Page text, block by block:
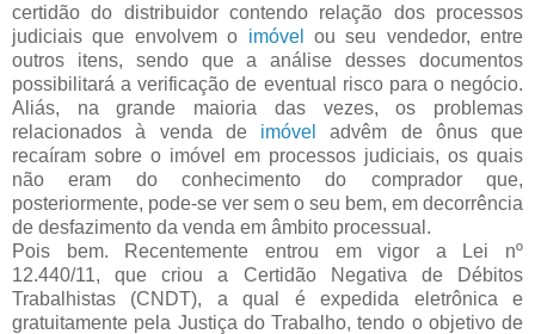
certidão do distribuidor contendo relação dos processos
judiciais que envolvem o imóvel
ou seu vendedor, entre
outros itens, sendo que a análise desses documentos
possibilitará a verificação de eventual risco para o negócio.
Aliás, na grande maioria das vezes, os problemas
relacionados à venda de imóvel
advêm de ônus que
recaíram sobre o imóvel em processos judiciais, os quais
não eram do conhecimento do comprador que,
posteriormente, pode-se ver sem o seu bem, em decorrência
de desfazimento da venda em âmbito processual.
Pois bem. Recentemente entrou em vigor a Lei nº
12.440/11, que criou a Certidão Negativa de Débitos
Trabalhistas (CNDT), a qual é expedida eletrônica e
gratuitamente pela Justiça do Trabalho, tendo o objetivo de